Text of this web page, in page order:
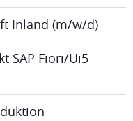
Inland (m/w/d)
SAP Fiori/Ui5